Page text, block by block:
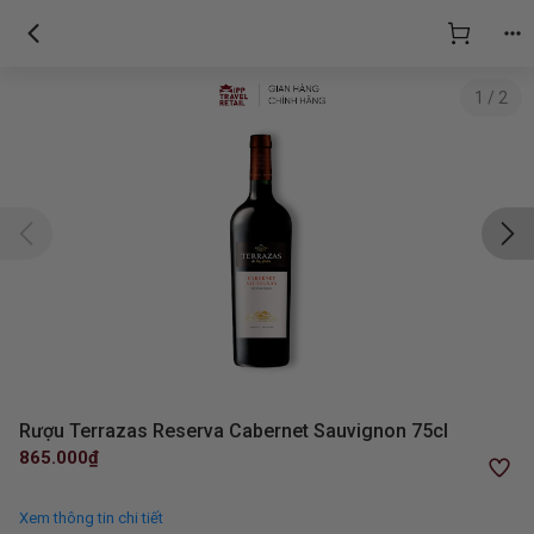
1 / 2
Rượu Terrazas Reserva Cabernet Sauvignon 75cl
865.000₫
Xem thông tin chi tiết